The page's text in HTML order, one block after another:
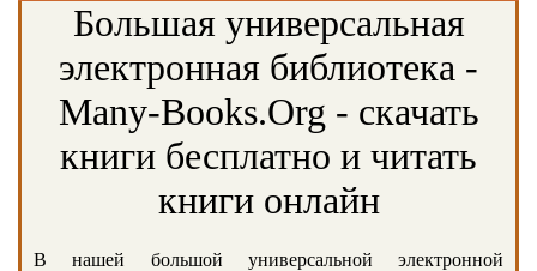
Большая универсальная
электронная библиотека -
Many-Books.Org - скачать
книги бесплатно и читать
книги онлайн
В нашей большой универсальной электронной